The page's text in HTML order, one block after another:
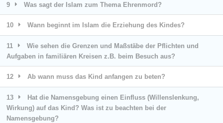
9 Was sagt der Islam zum Thema Ehrenmord?
10 Wann beginnt im Islam die Erziehung des Kindes?
11
Wie sehen die Grenzen und Maßstäbe der Pflichten und
Aufgaben in familiären Kreisen z.B. beim Besuch aus?
12 Ab wann muss das Kind anfangen zu beten?
13
Hat die Namensgebung einen Einfluss (Willenslenkung,
Wirkung) auf das Kind? Was ist zu beachten bei der
Namensgebung?